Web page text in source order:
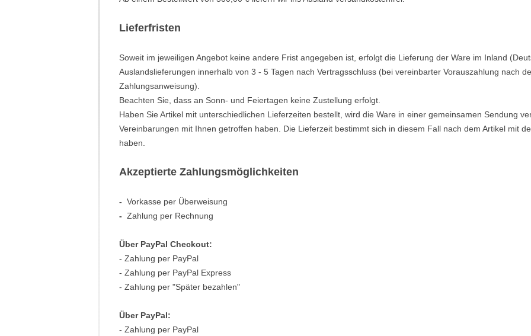
Lieferfristen
Soweit im jeweiligen Angebot keine andere Frist angegeben ist, erfolgt die Lieferung der Ware im Inland
Auslandslieferungen innerhalb von 3 - 5 Tagen nach Vertragsschluss (bei vereinbarter Vorauszahlung nach
Zahlungsanweisung).
Beachten Sie, dass an Sonn- und Feiertagen keine Zustellung erfolgt.
Haben Sie Artikel mit unterschiedlichen Lieferzeiten bestellt, wird die Ware in einer gemeinsamen Sendung
Vereinbarungen mit Ihnen getroffen haben.
Die Lieferzeit bestimmt sich in diesem Fall nach dem Artikel mit
haben.
Akzeptierte Zahlungsmöglichkeiten
- Vorkasse per Überweisung
- Zahlung per Rechnung
Über PayPal Checkout:
- Zahlung per PayPal
- Zahlung per PayPal Express
- Zahlung per "Später bezahlen"
Über PayPal:
- Zahlung per PayPal